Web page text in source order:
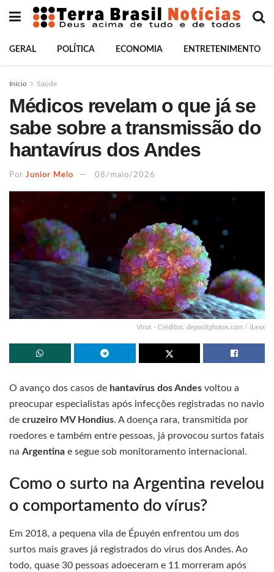
GERAL POLÍTICA ECONOMIA ENTRETENIMENTO
Início Saúde
Médicos revelam o que já se
sabe sobre a transmissão do
hantavírus dos Andes
Por Junior Melo 08/maio/2026
Vírus - Créditos: depositphotos.com / iLexx
O avanço dos casos de hantavírus dos Andes voltou a
preocupar especialistas após infecções registradas no navio
de cruzeiro MV Hondius. A doença rara, transmitida por
roedores e também entre pessoas, já provocou surtos fatais
na Argentina e segue sob monitoramento internacional.
Como o surto na Argentina revelou
o comportamento do vírus?
Em 2018, a pequena vila de Épuyén enfrentou um dos
surtos mais graves já registrados do vírus dos Andes. Ao
todo, quase 30 pessoas adoeceram e 11 morreram após